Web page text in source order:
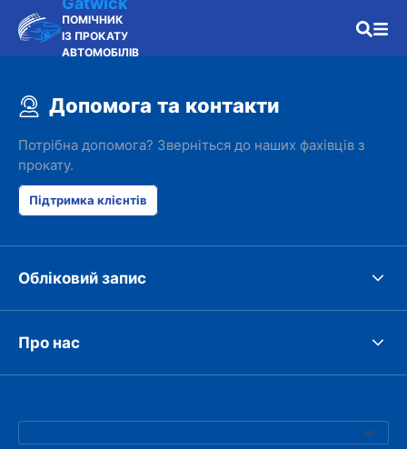
ПОМІЧНИК
ІЗ ПРОКАТУ
АВТОМОБІЛІВ
Допомога та контакти
Потрібна допомога? Зверніться до наших фахівців з
прокату.
Підтримка клієнтів
Обліковий запис
Про нас